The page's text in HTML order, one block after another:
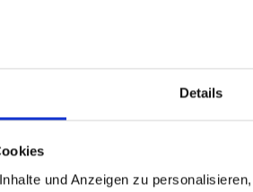
Details
und Anzeigen zu